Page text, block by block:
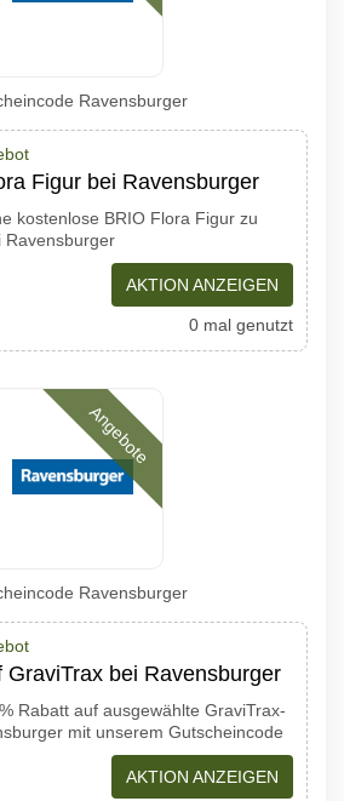
Ravensburger
Figur bei Ravensburger
kostenlose BRIO Flora Figur zu
Ravensburger
AKTION ANZEIGEN
0 mal genutzt
Angebote
Ravensburger
GraviTrax bei Ravensburger
Rabatt auf ausgewählte GraviTrax-
mit unserem Gutscheincode
AKTION ANZEIGEN